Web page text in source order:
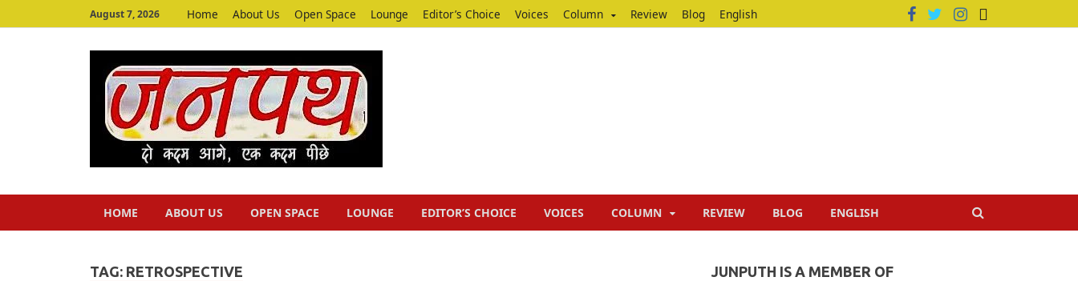
August 7, 2026 Home About Us Open Space Lounge Editor’s Choice Voices Column Review Blog English
HOME ABOUT US OPEN SPACE LOUNGE EDITOR’S CHOICE VOICES COLUMN REVIEW BLOG ENGLISH
TAG: RETROSPECTIVE
JUNPUTH IS A MEMBER OF